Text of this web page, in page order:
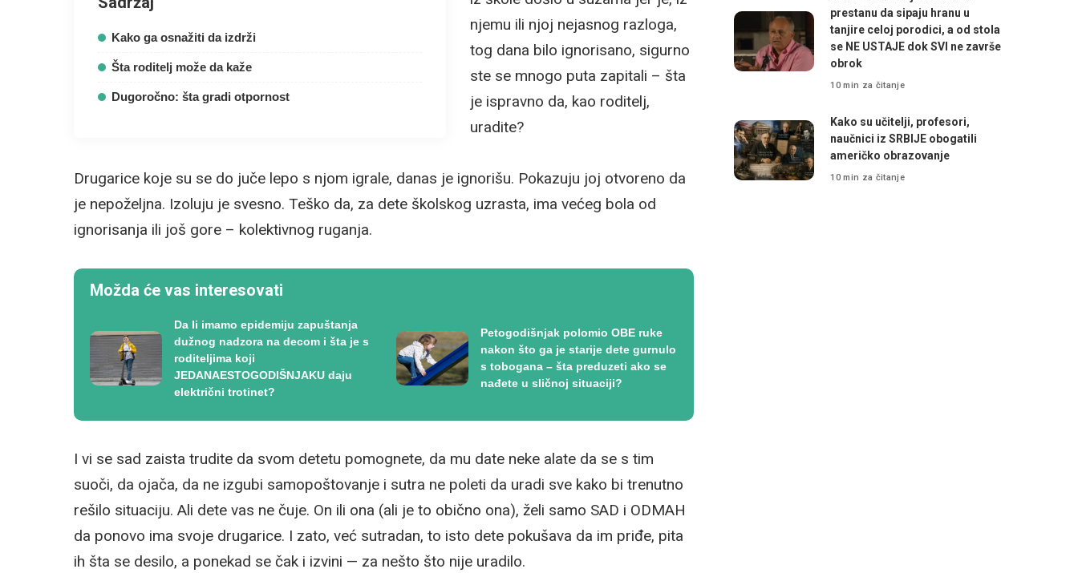
Kako ga osnažiti da izdrži
Šta roditelj može da kaže
Dugoročno: šta gradi otpornost
njemu ili njoj nejasnog razloga,
tog dana bilo ignorisano, sigurno
ste se mnogo puta zapitali – šta
je ispravno da, kao roditelj,
uradite?
Drugarice koje su se do juče lepo s njom igrale, danas je ignorišu. Pokazuju joj otvoreno da
je nepoželjna. Izoluju je svesno. Teško da, za dete školskog uzrasta, ima većeg bola od
ignorisanja ili još gore – kolektivnog ruganja.
Možda će vas interesovati
Da li imamo epidemiju zapuštanja
dužnog nadzora na decom i šta je s
roditeljima koji
JEDANAESTOGODIŠNJAKU daju
električni trotinet?
Petogodišnjak polomio OBE ruke
nakon što ga je starije dete gurnulo
s tobogana – šta preduzeti ako se
nađete u sličnoj situaciji?
I vi se sad zaista trudite da svom detetu pomognete, da mu date neke alate da se s tim
suoči, da ojača, da ne izgubi samopoštovanje i sutra ne poleti da uradi sve kako bi trenutno
rešilo situaciju. Ali dete vas ne čuje. On ili ona (ali je to obično ona), želi samo SAD i ODMAH
da ponovo ima svoje drugarice. I zato, već sutradan, to isto dete pokušava da im priđe, pita
ih šta se desilo, a ponekad se čak i izvini — za nešto što nije uradilo.
prestanu da sipaju hranu u
tanjire celoj porodici, a od stola
se NE USTAJE dok SVI ne završe
obrok
10 min za čitanje
Kako su učitelji, profesori,
naučnici iz SRBIJE obogatili
američko obrazovanje
10 min za čitanje